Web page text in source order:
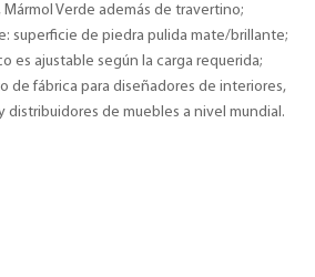
Mármol Verde además de travertino;
superficie de piedra pulida mate/brillante;
es ajustable según la carga requerida;
de fábrica para diseñadores de interiores,
de muebles a nivel mundial.